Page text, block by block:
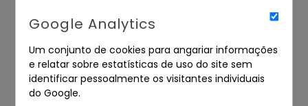
Google Analytics
Um conjunto de cookies para angariar informações
e relatar sobre estatísticas de uso do site sem
identificar pessoalmente os visitantes individuais
do Google.